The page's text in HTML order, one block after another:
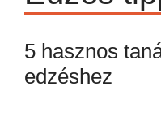
5 hasznos
edzéshez